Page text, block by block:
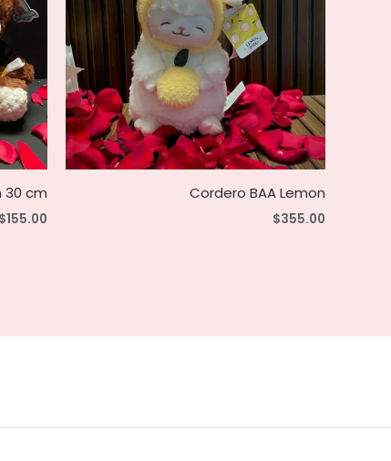
30 cm
$155.00
Cordero BAA Lemon
$355.00